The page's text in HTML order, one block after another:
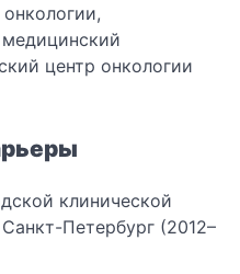
центр онкологии
клинической
Петербург (2012–